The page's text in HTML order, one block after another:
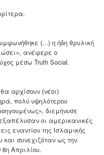
(...) η ήδη θρυλική
ανέφερε ο
μέσω Truth Social.
αρχίσουν (νέοι)
πολύ υψηλότερου
διεμήνυσε
οι αμερικανικές
εναντίον της Ισλαμικής
και συνεχιζόταν ως την
Απριλίου.